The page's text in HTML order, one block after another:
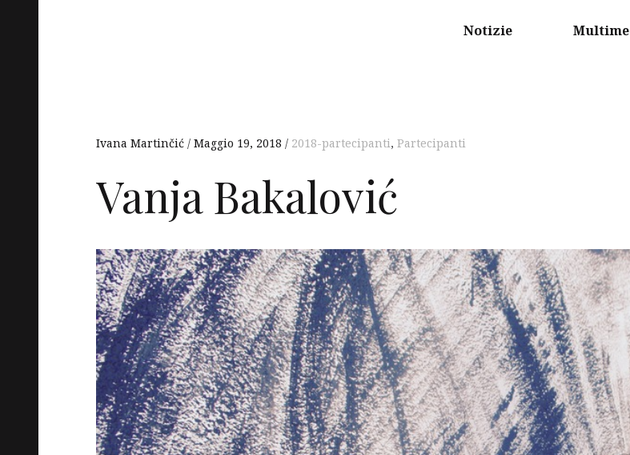
Notizie
Ivana Martinčić Maggio 19, 2018 2018-partecipanti, Partecipanti
Vanja Bakalović